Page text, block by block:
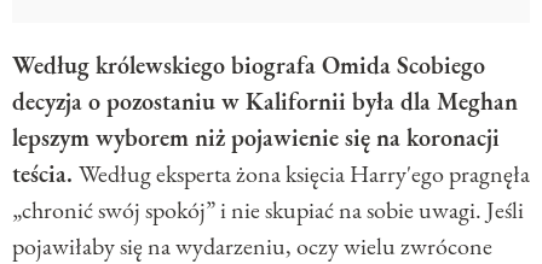
Według królewskiego biografa Omida Scobiego
decyzja o pozostaniu w Kalifornii była dla Meghan
lepszym wyborem niż pojawienie się na koronacji
teścia. Według eksperta żona księcia Harry'ego pragnęła
„chronić swój spokój” i nie skupiać na sobie uwagi. Jeśli
pojawiłaby się na wydarzeniu, oczy wielu zwrócone